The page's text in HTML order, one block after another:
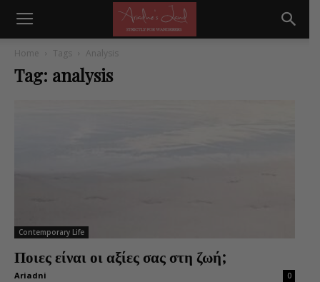
Home Tags Analysis
Tag: analysis
Contemporary Life
Ποιες είναι οι αξίες σας στη ζωή;
Ariadni 0